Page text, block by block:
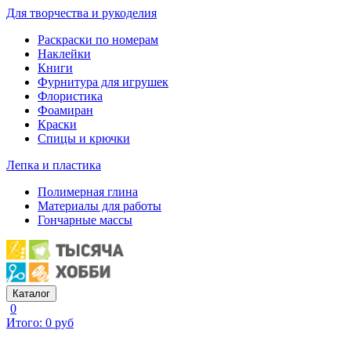
Для творчества и рукоделия
Раскраски по номерам
Наклейки
Книги
Фурнитура для игрушек
Флористика
Фоамиран
Краски
Спицы и крючки
Лепка и пластика
Полимерная глина
Материалы для работы
Гончарные массы
Каталог
0
Итого: 0 руб